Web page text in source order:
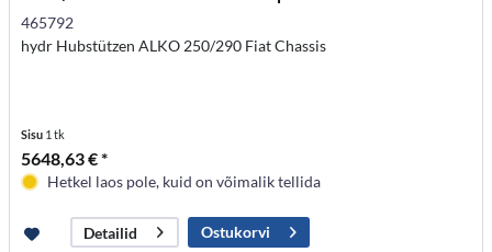
465792
hydr Hubstützen ALKO 250/290 Fiat Chassis
Sisu 1 tk
5648,63 € *
Hetkel laos pole, kuid on võimalik tellida
Detailid Ostukorvi